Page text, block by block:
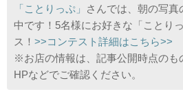
「ことりっぷ」
さんでは、朝の写
中です！5名様にお好きな「ことり
ス！ >>コンテスト詳細はこちら>>
※お店の情報は、記事公開時点のも
HPなどでご確認ください。